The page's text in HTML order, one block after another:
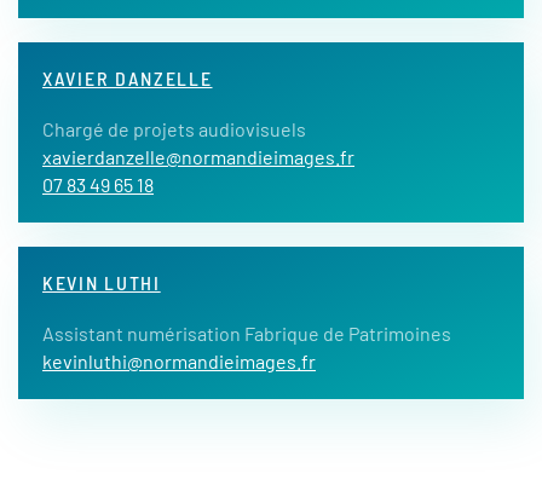
XAVIER DANZELLE
Chargé de projets audiovisuels
xavierdanzelle@normandieimages.fr
07 83 49 65 18
KEVIN LUTHI
Assistant numérisation Fabrique de Patrimoines
kevinluthi@normandieimages.fr